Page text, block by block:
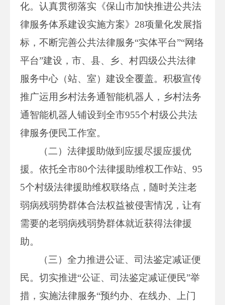
化。认真贯彻落实《保山市加快推进公共法
律服务体系建设实施方案》28项量化发展指
标，不断完善公共法律服务“实体平台”“网络
平台”建设，市、县、乡、村四级公共法律
服务中心（站、室）建设全覆盖。积极宣传
推广运用乡村法务通智能机器人，乡村法务
通智能机器人铺设到全市955个村级公共法
律服务便民工作室。
（二）法律援助做到应援尽援应援优
援。依托全市80个法律援助维权工作站、95
5个村级法律援助维权联络点，随时关注老
弱病残弱势群体合法权益被侵害情况，让有
需要的老弱病残弱势群体就近获得法律援
助。
（三）全力推进公证、司法鉴定减证便
民。切实推进“公证、司法鉴定减证便民”举
措，实施法律服务“预约办、在线办、上门